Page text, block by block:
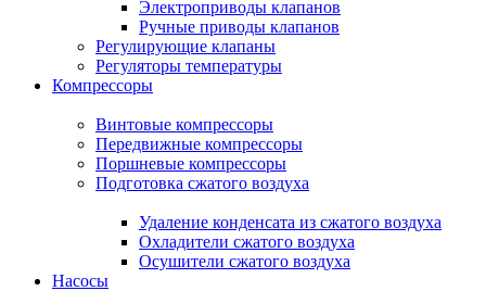
Электроприводы клапанов
Ручные приводы клапанов
Регулирующие клапаны
Регуляторы температуры
Компрессоры
Винтовые компрессоры
Передвижные компрессоры
Поршневые компрессоры
Подготовка сжатого воздуха
Удаление конденсата из сжатого воздуха
Охладители сжатого воздуха
Осушители сжатого воздуха
Насосы